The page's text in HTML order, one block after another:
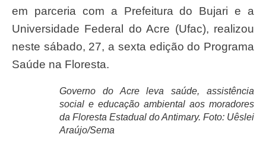
em parceria com a Prefeitura do Bujari e a
Universidade Federal do Acre (Ufac), realizou
neste sábado, 27, a sexta edição do Programa
Saúde na Floresta.
Governo do Acre leva saúde, assistência
social e educação ambiental aos moradores
da Floresta Estadual do Antimary. Foto: Uêslei
Araújo/Sema